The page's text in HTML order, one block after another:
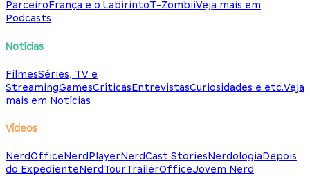
ParceiroFrança e o LabirintoT-ZombiiVeja mais em
Podcasts
Notícias
FilmesSéries, TV e
StreamingGamesCríticasEntrevistasCuriosidades e etc.Veja
mais em Notícias
Vídeos
NerdOfficeNerdPlayerNerdCast StoriesNerdologiaDepois
do ExpedienteNerdTourTrailerOfficeJovem Nerd